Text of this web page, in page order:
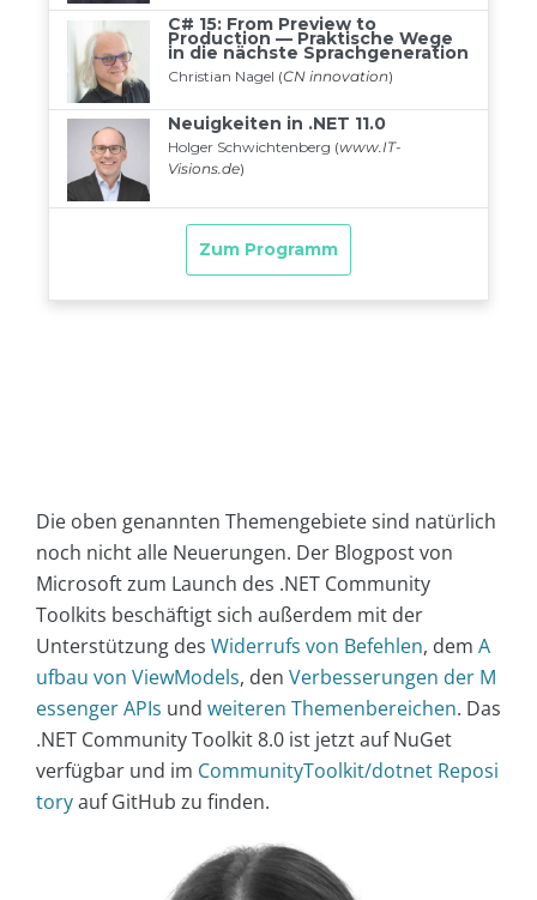
Die oben genannten Themengebiete sind natürlich
noch nicht alle Neuerungen. Der Blogpost von
Microsoft zum Launch des .NET Community
Toolkits beschäftigt sich außerdem mit der
Unterstützung des Widerrufs von Befehlen, dem A
ufbau von ViewModels, den Verbesserungen der M
essenger APIs und weiteren Themenbereichen. Das
.NET Community Toolkit 8.0 ist jetzt auf NuGet
verfügbar und im CommunityToolkit/dotnet Reposi
toryauf GitHub zu finden.